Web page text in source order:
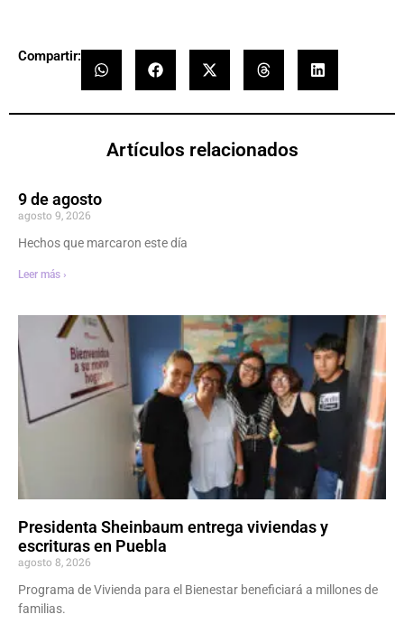
Compartir:
Artículos relacionados
9 de agosto
agosto 9, 2026
Hechos que marcaron este día
Leer más ›
Presidenta Sheinbaum entrega viviendas y
escrituras en Puebla
agosto 8, 2026
Programa de Vivienda para el Bienestar beneficiará a millones de
familias.